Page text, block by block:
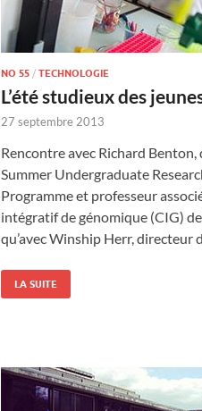
NO 55 / TECHNOLOGIE
L’été studieux des
27 septembre 2013
Rencontre avec Richard
Summer Undergraduate
Programme et professeur
intégratif de génomique (CIG)
qu’avec Winship Herr, directeur
LA SUITE